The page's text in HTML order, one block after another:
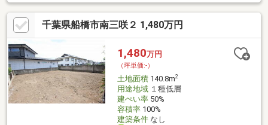
家・タイニーハウスや事務所の建築用地としておすすめ！駅前周
辺の充実した生活環境！徒歩圏内にコンビニ、スーパー、ドラッ
グストアがあり、日々のお買い物に困りません！子育て環境も整
っています！建築条件はありません。建物高さ制限20ｍまでの区
域です。※法令上の制限：高度地区・建築基準法第22条区域※契約
不適合免責(土地・建物・設備)※境界非明示
千葉県船橋市南三咲２ 1,480万円
1,480万円
（坪単価:-）
土地面積140.8m2
用途地域１種低層
建ぺい率50%
容積率100%
建築条件なし